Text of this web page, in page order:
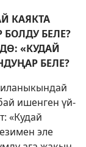
КАЯКТА
БЕЛЕ?
«КУДАЙ
БЕЛЕ?
ишенген үй-
«Кудай
эле